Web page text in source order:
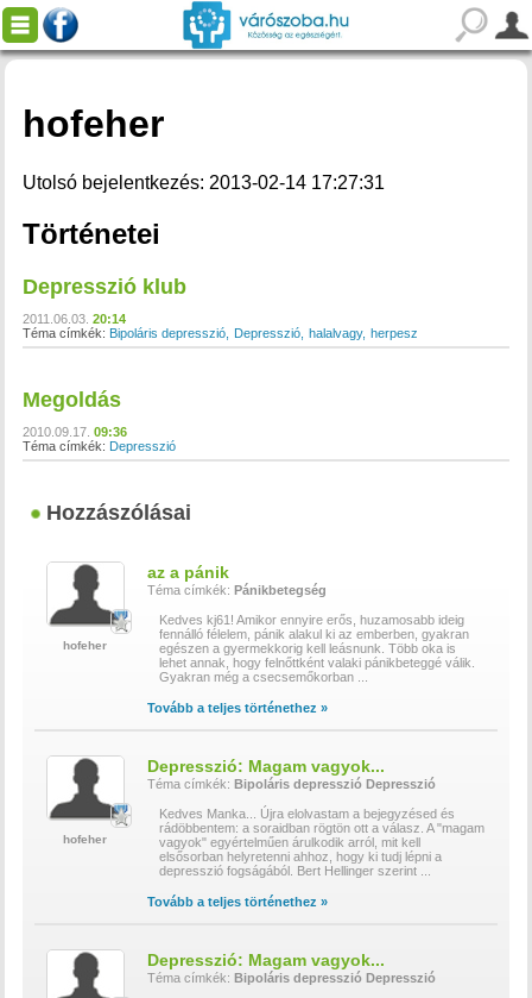
hofeher
Utolsó bejelentkezés: 2013-02-14 17:27:31
Történetei
Depresszió klub
2011.06.03. 20:14
Téma címkék: Bipoláris depresszió Depresszió halalvagy herpesz
Megoldás
2010.09.17. 09:36
Téma címkék: Depresszió
Hozzászólásai
hofeher
az a pánik
Téma címkék: Pánikbetegség
Kedves kj61! Amikor ennyire erős, huzamosabb ideig
fennálló félelem, pánik alakul ki az emberben, gyakran
egészen a gyermekkorig kell leásnunk. Több oka is
lehet annak, hogy felnőttként valaki pánikbeteggé válik.
Gyakran még a csecsemőkorban
Tovább a teljes történethez »
hofeher
Depresszió: Magam vagyok...
Téma címkék: Bipoláris depresszió Depresszió
Kedves Manka... Újra elolvastam a bejegyzésed és
rádöbbentem: a soraidban rögtön ott a válasz. A "magam
vagyok" egyértelműen árulkodik arról, mit kell
elsősorban helyretenni ahhoz, hogy ki tudj lépni a
depresszió fogságából. Bert Hellinger szerint
Tovább a teljes történethez »
Depresszió: Magam vagyok...
Téma címkék: Bipoláris depresszió Depresszió